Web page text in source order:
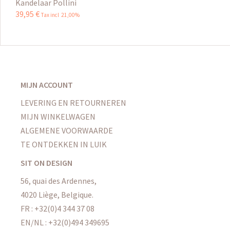
Kandelaar Pollini
39,95 € Tax incl 21,00%
MIJN ACCOUNT
LEVERING EN RETOURNEREN
MIJN WINKELWAGEN
ALGEMENE VOORWAARDE
TE ONTDEKKEN IN LUIK
SIT ON DESIGN
56, quai des Ardennes,
4020 Liège, Belgique.
FR : +32(0)4 344 37 08
EN/NL : +32(0)494 349695